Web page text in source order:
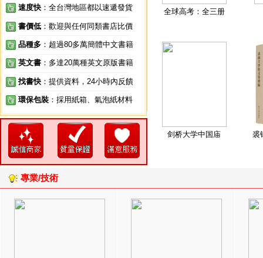
速度快 ：全台灣地區都以速遞發貨
書價低 ：歡迎與任何同類書店比價
品種多 ：超過80多萬簡體中文書籍
英文書 ：多達20萬種英文原版書籍
找書快 ：提供資料，24小時內反饋
環保包裝 ：採用紙箱、氣泡紙材料
全球高考：全三册
剑桥大学中国庙 裘
專業/技術